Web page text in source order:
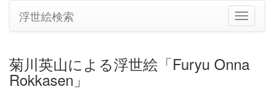
ナ
ビ
シ
浮世絵検索
菊川英山による浮世絵「Furyu Onna
Rokkasen」